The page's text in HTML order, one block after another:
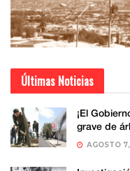
Últimas Noticias
¡El
grave de
AGOSTO